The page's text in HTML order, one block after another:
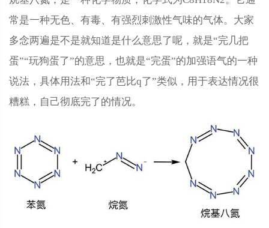
常是一种无色、有毒、有强烈刺激性气味的气体。大家
多念两遍是不是就知道是什么意思了呢，就是“完几把
蛋”“玩狗蛋了”的意思，也就是“完蛋”的加强语气的一种
说法，具体用法和“完了芭比q了”类似，用于表达情况很
糟糕，自己彻底完了的情况。